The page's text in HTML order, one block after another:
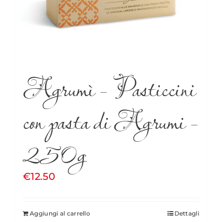
Agrumì – Pasticcini
con pasta di Agrumi –
250g
€12.50
Aggiungi al carrello Dettagli